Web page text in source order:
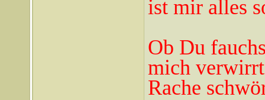
ist mir alles
Ob Du
mich
Rache